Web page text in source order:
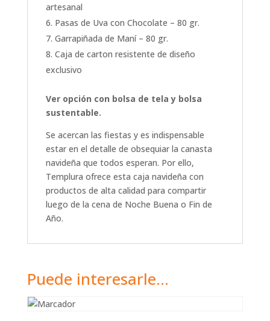
artesanal
Pasas de Uva con Chocolate – 80 gr.
Garrapiñada de Maní – 80 gr.
Caja de carton resistente de diseño
exclusivo
Ver opción con bolsa de tela y bolsa
sustentable.
Se acercan las fiestas y es indispensable
estar en el detalle de obsequiar la canasta
navideña que todos esperan. Por ello,
Templura ofrece esta caja navideña con
productos de alta calidad para compartir
luego de la cena de Noche Buena o Fin de
Año.
Puede interesarle...